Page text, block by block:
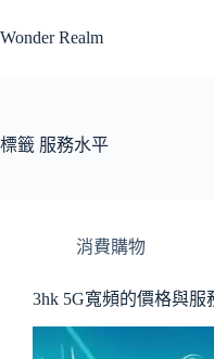
至
容
Wonder Realm
標籤 服務水平
消費購物
3hk 5G寬頻的價格與